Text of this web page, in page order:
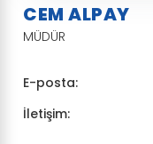
CEM ALPAY
MÜDÜR
E-posta:
İletişim: